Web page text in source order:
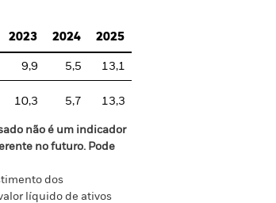
2023 2024 2025
9,9 5,5 13,1
10,3 5,7 13,3
não é um indicador
no futuro. Pode
dos
líquido de ativos